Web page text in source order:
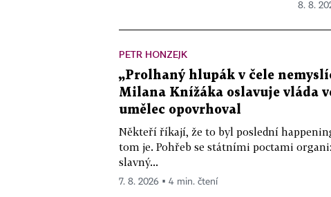
8. 8.
PETR HONZEJK
„Prolhaný hlupák v čele
Milana Knížáka oslavuje vláda
umělec opovrhoval
Někteří říkají, že to byl poslední
tom je. Pohřeb se státními poctami
slavný...
7. 8. 2026 ▪ 4 min. čtení